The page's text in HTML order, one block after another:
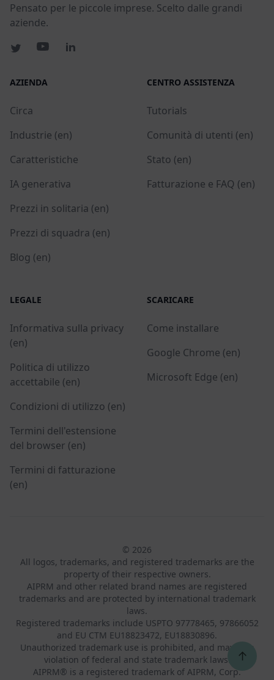
Pensato per le piccole imprese. Scelto dalle grandi
aziende.
AZIENDA
Circa
Industrie (en)
Caratteristiche
IA generativa
Prezzi in solitaria (en)
Prezzi di squadra (en)
Blog (en)
CENTRO ASSISTENZA
Tutorials
Comunità di utenti (en)
Stato (en)
Fatturazione e FAQ (en)
LEGALE
Informativa sulla privacy
(en)
Politica di utilizzo
accettabile (en)
Condizioni di utilizzo (en)
Termini dell'estensione
del browser (en)
Termini di fatturazione
(en)
SCARICARE
Come installare
Google Chrome (en)
Microsoft Edge (en)
© 2026
All logos, trademarks, and registered trademarks are the
property of their respective owners.
AIPRM and other related brand names are registered
trademarks and are protected by international trademark
laws.
Registered trademarks include USPTO 97778465, 97866052
and EU CTM EU18823472, EU18830896.
Unauthorized trademark use is prohibited, and may be a
violation of federal and state trademark laws.
AIPRM® is a registered trademark of AIPRM, Corp.
↑